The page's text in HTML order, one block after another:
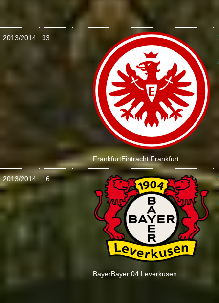
2013/2014 33
FrankfurtEintracht Frankfurt
:
2013/2014 16
BayerBayer 04 Leverkusen
: